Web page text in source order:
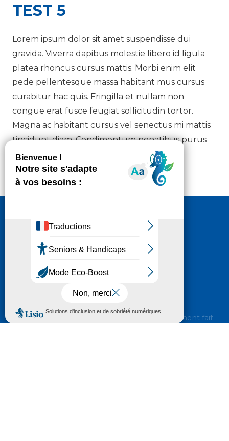
TEST 5
Lorem ipsum dolor sit amet suspendisse dui
gravida. Viverra dapibus molestie libero id ligula
platea rhoncus cursus mattis. Morbi enim elit
pede pellentesque massa habitant mus cursus
curabitur hac quis. Fringilla et nullam non
congue erat fusce feugiat sollicitudin tortor.
Magna ac habitant cursus vel senectus mi mattis
tincidunt diam. Condimentum penatibus purus
luctus felis himenaeos laoreet.
HÔTEL DU DÉPARTEMENT
6 RUE GASTON MANENT
CS 71 324
65013 TARBESCEDEX 09
05 62 56 78 65
Le courrier que vous adressez au Département fait